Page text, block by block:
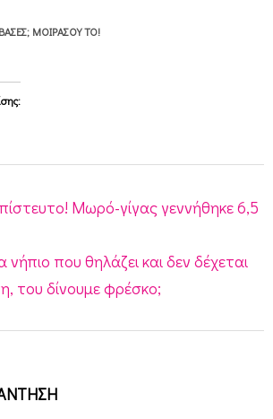
ΜΟΙΡΆΣΟΥ ΤΟ!
Μωρό-γίγας γεννήθηκε 6,5
νήπιο που θηλάζει και δεν δέχεται
του δίνουμε φρέσκο;